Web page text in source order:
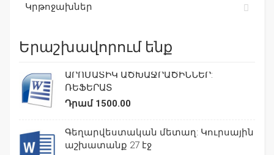
Կրթոջախներ
Երաշխավորում ենք
ԱՐՈՄԱՏԻԿ ԱԾԽԱՋՐԱԾԻՆՆԵՐ:
ՌԵՖԵՐԱՏ
Դրամ 1500.00
Գեղարվեստական մետաղ: Կուրսային
աշխատանք 27 էջ